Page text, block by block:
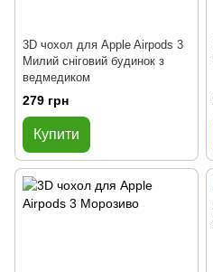
3D чохол для Apple Airpods 3
Милий сніговий будинок з
ведмедиком
279 грн
Купити